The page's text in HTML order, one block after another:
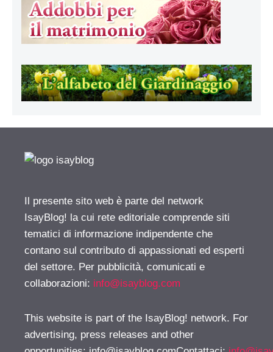
Il presente sito web è parte del network
IsayBlog! la cui rete editoriale comprende siti
tematici di informazione indipendente che
contano sul contributo di appassionati ed esperti
del settore. Per pubblicità, comunicati e
collaborazioni: info@isayblog.com
This website is part of the IsayBlog! network. For
advertising, press releases and other